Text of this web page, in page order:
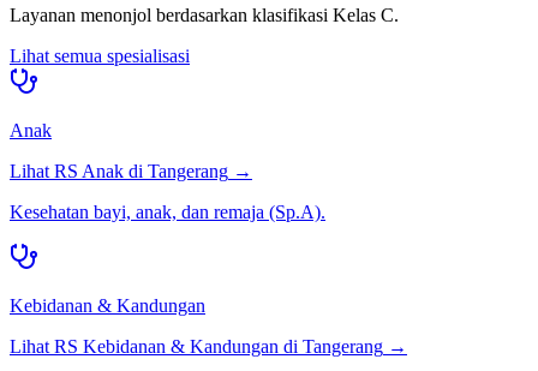
Layanan menonjol berdasarkan klasifikasi Kelas C.
Lihat semua spesialisasi
Anak
Lihat RS Anak di Tangerang →
Kesehatan bayi, anak, dan remaja (Sp.A).
Kebidanan & Kandungan
Lihat RS Kebidanan & Kandungan di Tangerang →